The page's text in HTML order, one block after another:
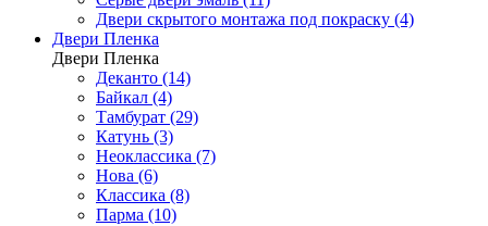
Двери скрытого монтажа под покраску (4)
Двери Пленка
Двери Пленка
Деканто (14)
Байкал (4)
Тамбурат (29)
Катунь (3)
Неоклассика (7)
Нова (6)
Классика (8)
Парма (10)